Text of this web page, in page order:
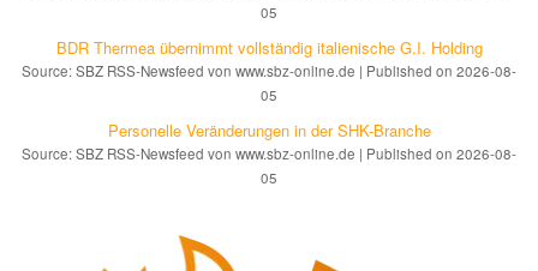
05
BDR Thermea übernimmt vollständig italienische G.I. Holding
Source: SBZ RSS-Newsfeed von www.sbz-online.de
Published on 2026-08-
05
Personelle Veränderungen in der SHK-Branche
Source: SBZ RSS-Newsfeed von www.sbz-online.de
Published on 2026-08-
05